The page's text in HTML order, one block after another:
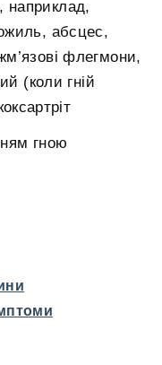
наприклад,
абсцес,
флегмони,
(коли гній
гною